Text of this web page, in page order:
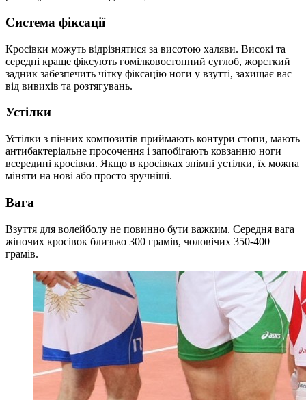
Система фіксації
Кросівки можуть відрізнятися за висотою халяви. Високі та
середні краще фіксують гомілковостопний суглоб, жорсткий
задник забезпечить чітку фіксацію ноги у взутті, захищає вас
від вивихів та розтягувань.
Устілки
Устілки з пінних композитів приймають контури стопи, мають
антибактеріальне просочення і запобігають ковзанню ноги
всередині кросівки. Якщо в кросівках знімні устілки, їх можна
міняти на нові або просто зручніші.
Вага
Взуття для волейболу не повинно бути важким. Середня вага
жіночих кросівок близько 300 грамів, чоловічих 350-400
грамів.